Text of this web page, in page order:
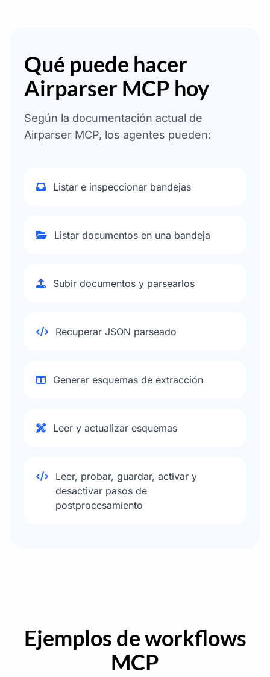
Qué puede hacer
Airparser MCP hoy
Según la documentación actual de
Airparser MCP, los agentes pueden:
Listar e inspeccionar bandejas
Listar documentos en una bandeja
Subir documentos y parsearlos
Recuperar JSON parseado
Generar esquemas de extracción
Leer y actualizar esquemas
Leer, probar, guardar, activar y
desactivar pasos de
postprocesamiento
Ejemplos de workflows
MCP